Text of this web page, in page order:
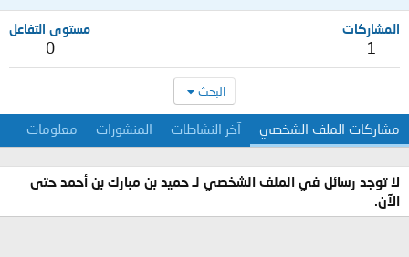
المشاركات
1
مستوى التفاعل
0
البحث
مشاركات الملف الشخصي آخر النشاطات المنشورات معلومات
لا توجد رسائل في الملف الشخصي لـ حميد بن مبارك بن أحمد حتى
الآن.